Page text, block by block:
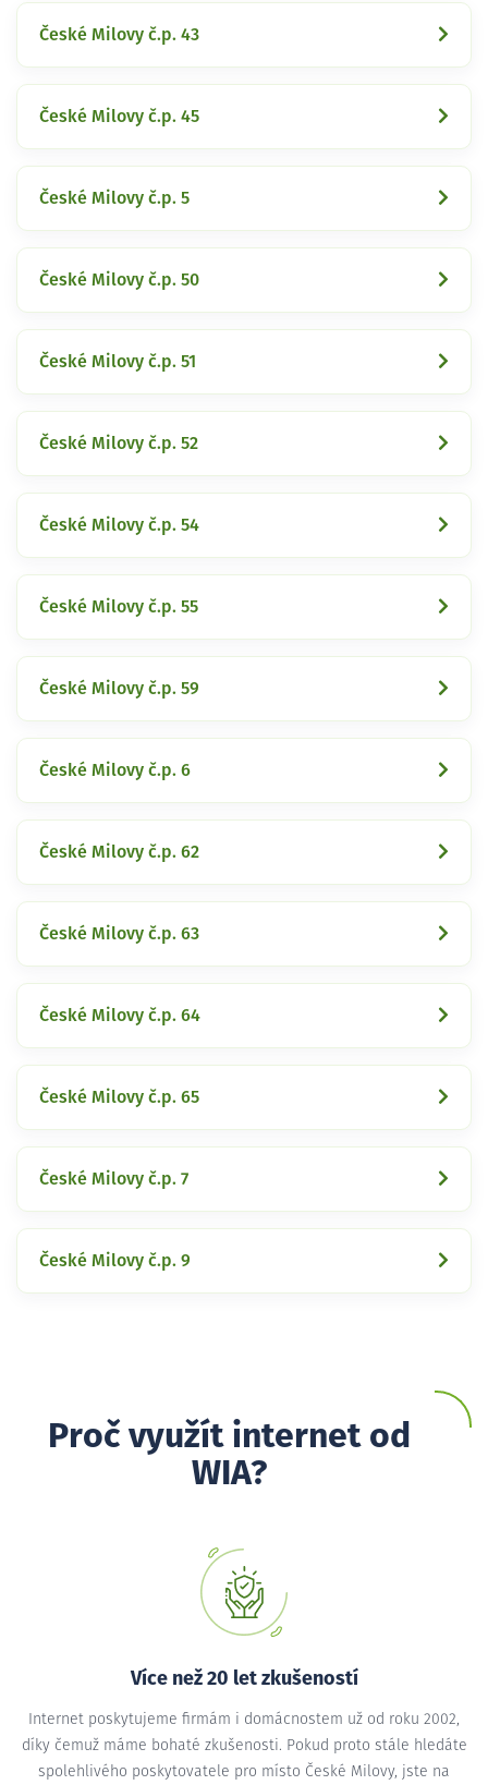
České Milovy č.p. 43
České Milovy č.p. 45
České Milovy č.p. 5
České Milovy č.p. 50
České Milovy č.p. 51
České Milovy č.p. 52
České Milovy č.p. 54
České Milovy č.p. 55
České Milovy č.p. 59
České Milovy č.p. 6
České Milovy č.p. 62
České Milovy č.p. 63
České Milovy č.p. 64
České Milovy č.p. 65
České Milovy č.p. 7
České Milovy č.p. 9
Proč využít internet od
WIA?
Více než 20 let zkušeností
Internet poskytujeme firmám i domácnostem už od roku 2002,
díky čemuž máme bohaté zkušenosti. Pokud proto stále hledáte
spolehlivého poskytovatele pro místo České Milovy, jste na